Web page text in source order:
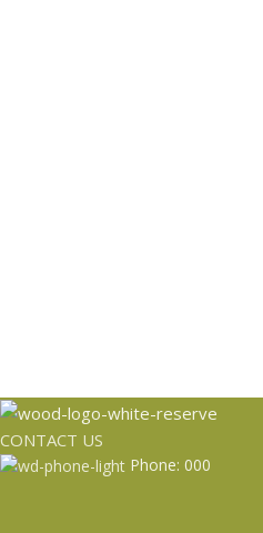
CONTACT US
Phone: 000